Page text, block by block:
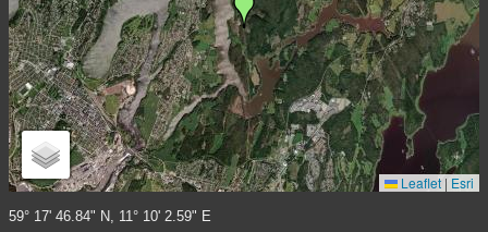
Leaflet | Esri
59° 17' 46.84" N, 11° 10' 2.59" E